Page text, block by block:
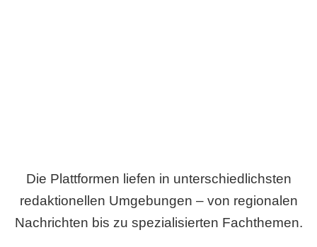
Die Plattformen liefen in unterschiedlichsten
redaktionellen Umgebungen – von regionalen
Nachrichten bis zu spezialisierten Fachthemen.